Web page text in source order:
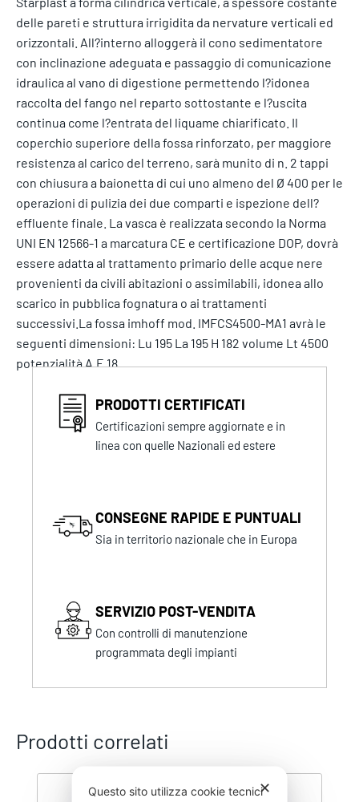
delle pareti e struttura irrigidita da nervature verticali ed
orizzontali. All?interno alloggerà il cono sedimentatore
con inclinazione adeguata e passaggio di comunicazione
idraulica al vano di digestione permettendo l?idonea
raccolta del fango nel reparto sottostante e l?uscita
continua come l?entrata del liquame chiarificato. Il
coperchio superiore della fossa rinforzato, per maggiore
resistenza al carico del terreno, sarà munito di n. 2 tappi
con chiusura a baionetta di cui uno almeno del Ø 400 per le
operazioni di pulizia dei due comparti e ispezione dell?
effluente finale. La vasca è realizzata secondo la Norma
UNI EN 12566-1 a marcatura CE e certificazione DOP, dovrà
essere adatta al trattamento primario delle acque nere
provenienti da civili abitazioni o assimilabili, idonea allo
scarico in pubblica fognatura o ai trattamenti
successivi.La fossa imhoff mod. IMFCS4500-MA1 avrà le
seguenti dimensioni: Lu 195 La 195 H 182 volume Lt 4500
potenzialità A.E 18
PRODOTTI CERTIFICATI
Certificazioni sempre aggiornate e in
linea con quelle Nazionali ed estere
CONSEGNE RAPIDE E PUNTUALI
Sia in territorio nazionale che in Europa
SERVIZIO POST-VENDITA
Con controlli di manutenzione
programmata degli impianti
Prodotti correlati
✕
Questo sito utilizza cookie tecnici